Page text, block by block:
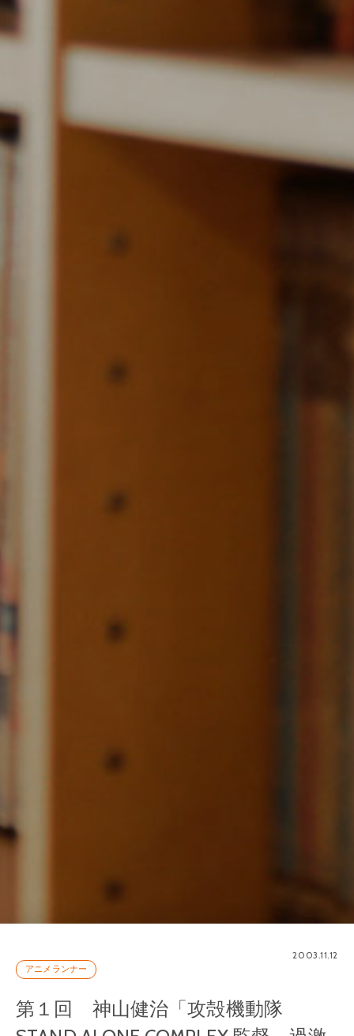
2003.11.12
アニメランナー
第１回 神山健治「攻殻機動隊